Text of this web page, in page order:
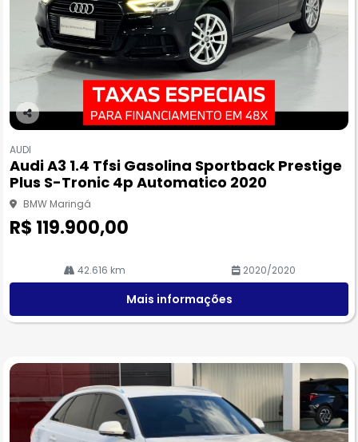
Co
pa
rtil
he
AUDI
Audi A3 1.4 Tfsi Gasolina Sportback Prestige
Plus S-Tronic 4p Automatico 2020
BMW Maringá
R$ 119.900,00
42.616 km 2020/2020
Mais informações